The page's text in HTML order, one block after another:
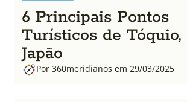
6 Principais Pontos
Turísticos de Tóquio,
Japão
Por 360meridianos em 29/03/2025